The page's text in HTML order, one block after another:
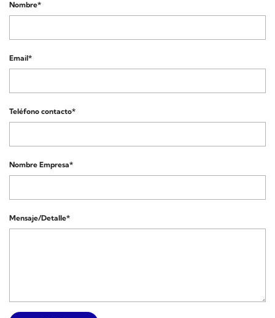
Nombre*
Email*
Teléfono contacto*
Nombre Empresa*
Mensaje/Detalle*